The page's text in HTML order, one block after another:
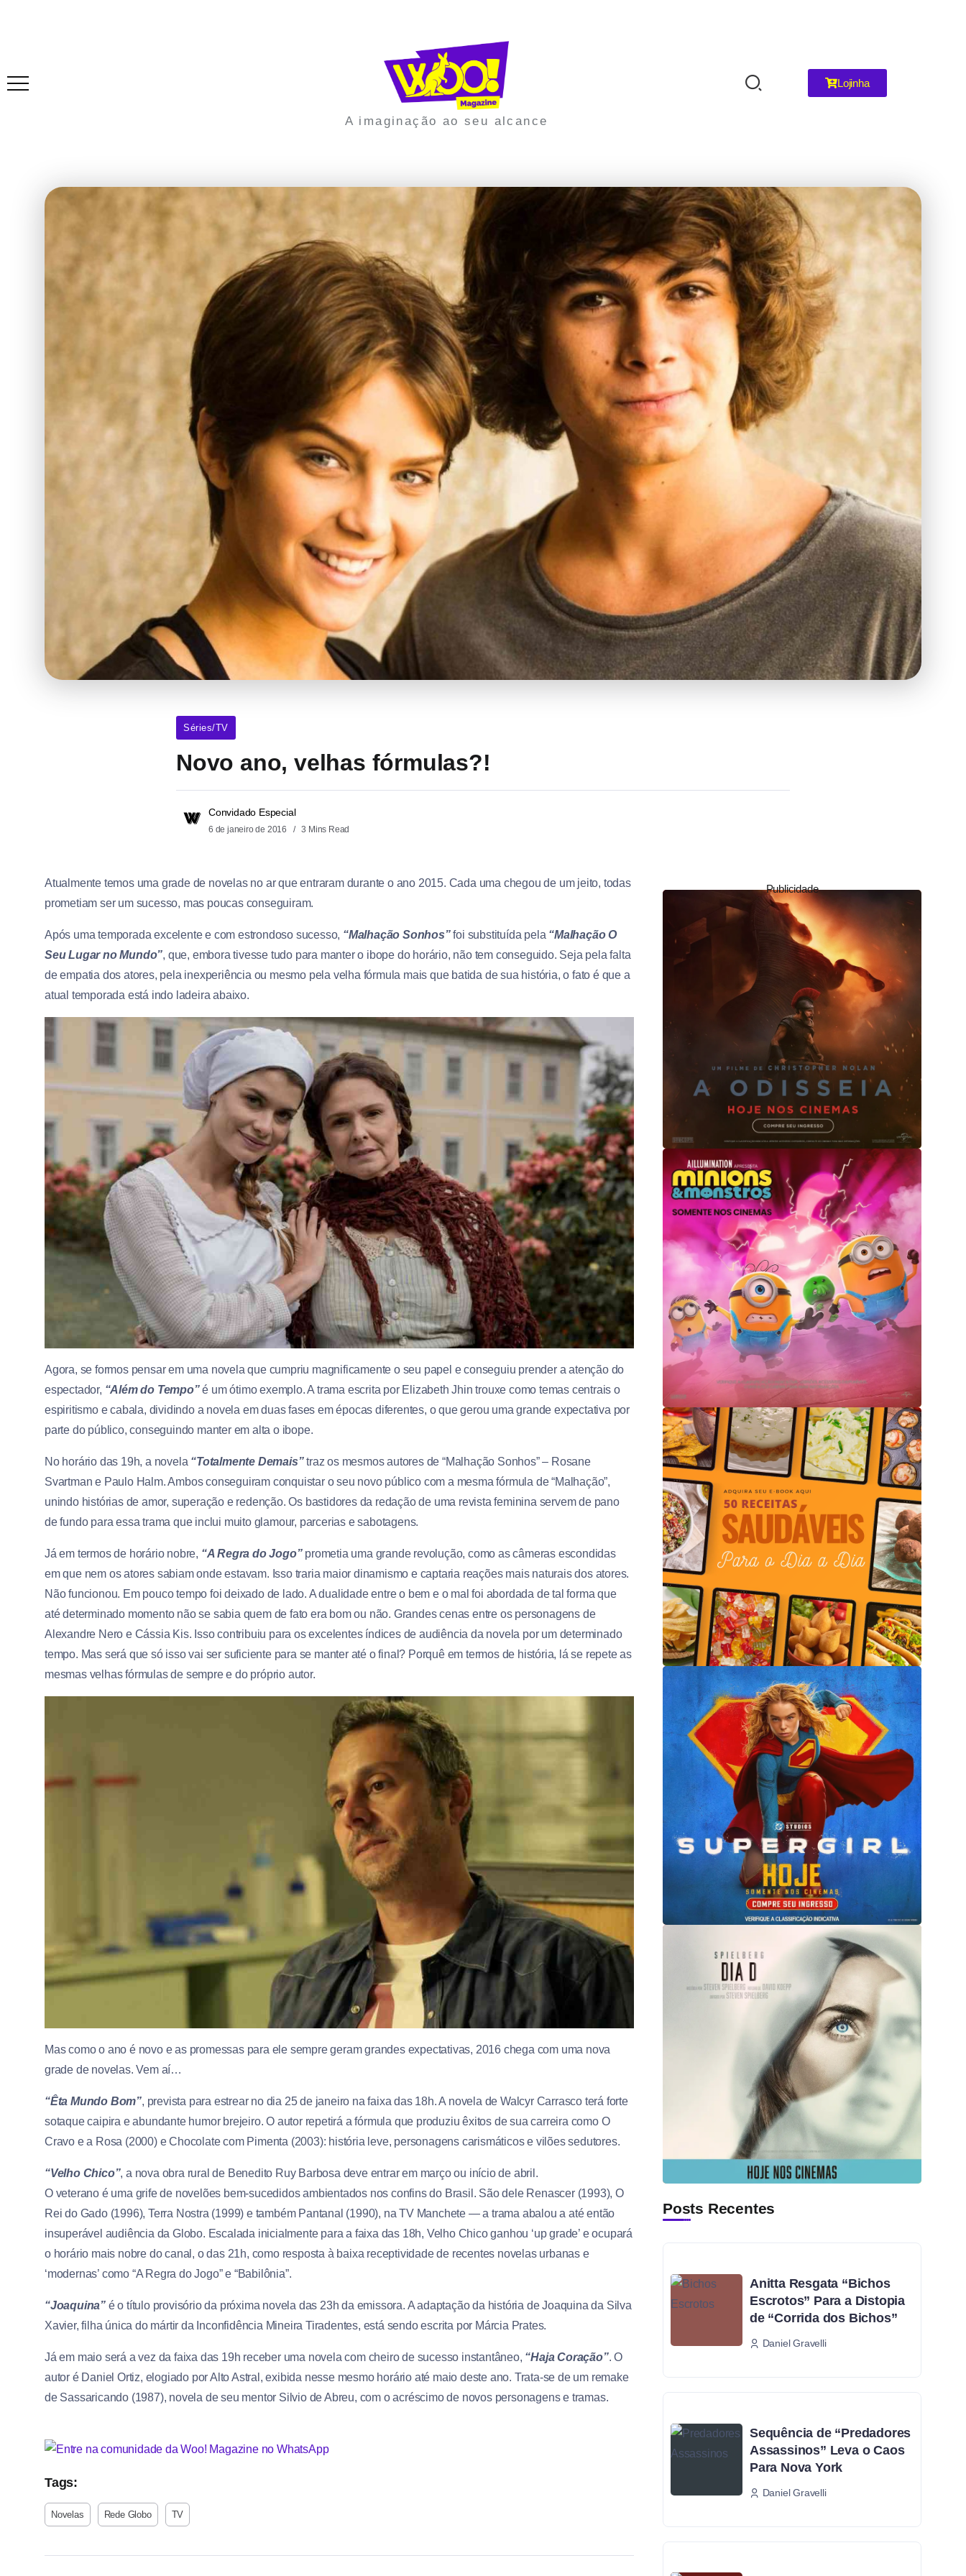
A imaginação ao seu alcance
Lojinha
Séries/TV
Novo ano, velhas fórmulas?!
Convidado Especial
6 de janeiro de 2016 3 Mins Read
Atualmente temos uma grade de novelas no ar que entraram durante o ano 2015. Cada uma chegou de um jeito, todas
prometiam ser um sucesso, mas poucas conseguiram.
Após uma temporada excelente e com estrondoso sucesso, “Malhação Sonhos”foi substituída pela “Malhação O
Seu Lugar no Mundo”, que, embora tivesse tudo para manter o ibope do horário, não tem conseguido. Seja pela falta
de empatia dos atores, pela inexperiência ou mesmo pela velha fórmula mais que batida de sua história, o fato é que a
atual temporada está indo ladeira abaixo.
Agora, se formos pensar em uma novela que cumpriu magnificamente o seu papel e conseguiu prender a atenção do
espectador, “Além do Tempo”é um ótimo exemplo. A trama escrita por Elizabeth Jhin trouxe como temas centrais o
espiritismo e cabala, dividindo a novela em duas fases em épocas diferentes, o que gerou uma grande expectativa por
parte do público, conseguindo manter em alta o ibope.
No horário das 19h, a novela “Totalmente Demais” traz os mesmos autores de “Malhação Sonhos” – Rosane
Svartman e Paulo Halm. Ambos conseguiram conquistar o seu novo público com a mesma fórmula de “Malhação”,
unindo histórias de amor, superação e redenção. Os bastidores da redação de uma revista feminina servem de pano
de fundo para essa trama que inclui muito glamour, parcerias e sabotagens.
Já em termos de horário nobre, “A Regra do Jogo”prometia uma grande revolução, como as câmeras escondidas
em que nem os atores sabiam onde estavam. Isso traria maior dinamismo e captaria reações mais naturais dos atores.
Não funcionou. Em pouco tempo foi deixado de lado. A dualidade entre o bem e o mal foi abordada de tal forma que
até determinado momento não se sabia quem de fato era bom ou não. Grandes cenas entre os personagens de
Alexandre Nero e Cássia Kis. Isso contribuiu para os excelentes índices de audiência da novela por um determinado
tempo. Mas será que só isso vai ser suficiente para se manter até o final? Porquê em termos de história, lá se repete as
mesmas velhas fórmulas de sempre e do próprio autor.
Mas como o ano é novo e as promessas para ele sempre geram grandes expectativas, 2016 chega com uma nova
grade de novelas. Vem aí…
“Êta Mundo Bom”, prevista para estrear no dia 25 de janeiro na faixa das 18h. A novela de Walcyr Carrasco terá forte
sotaque caipira e abundante humor brejeiro. O autor repetirá a fórmula que produziu êxitos de sua carreira como O
Cravo e a Rosa (2000) e Chocolate com Pimenta (2003): história leve, personagens carismáticos e vilões sedutores.
“Velho Chico”, a nova obra rural de Benedito Ruy Barbosa deve entrar em março ou início de abril.
O veterano é uma grife de novelões bem-sucedidos ambientados nos confins do Brasil. São dele Renascer (1993), O
Rei do Gado (1996), Terra Nostra (1999) e também Pantanal (1990), na TV Manchete — a trama abalou a até então
insuperável audiência da Globo. Escalada inicialmente para a faixa das 18h, Velho Chico ganhou ‘up grade’ e ocupará
o horário mais nobre do canal, o das 21h, como resposta à baixa receptividade de recentes novelas urbanas e
‘modernas’ como “A Regra do Jogo” e “Babilônia”.
“Joaquina” é o título provisório da próxima novela das 23h da emissora. A adaptação da história de Joaquina da Silva
Xavier, filha única do mártir da Inconfidência Mineira Tiradentes, está sendo escrita por Márcia Prates.
Já em maio será a vez da faixa das 19h receber uma novela com cheiro de sucesso instantâneo, “Haja Coração”. O
autor é Daniel Ortiz, elogiado por Alto Astral, exibida nesse mesmo horário até maio deste ano. Trata-se de um remake
de Sassaricando (1987), novela de seu mentor Silvio de Abreu, com o acréscimo de novos personagens e tramas.
Tags:
Novelas Rede Globo TV
Publicidade
Posts Recentes
Anitta Resgata “Bichos
Escrotos” Para a Distopia
de “Corrida dos Bichos”
Daniel Gravelli
Sequência de “Predadores
Assassinos” Leva o Caos
Para Nova York
Daniel Gravelli